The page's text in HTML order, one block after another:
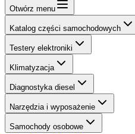
Otwórz menu
Katalog części samochodowych
Testery elektroniki
Klimatyzacja
Diagnostyka diesel
Narzędzia i wyposażenie
Samochody osobowe